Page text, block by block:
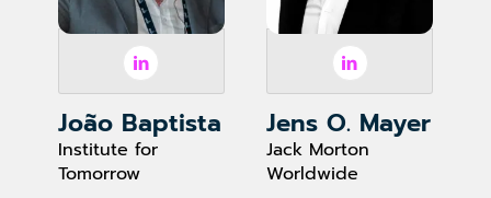
João Baptista
Institute for
Tomorrow
Jens O. Mayer
Jack Morton
Worldwide